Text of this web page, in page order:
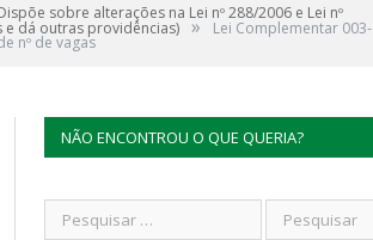
sobre alterações na Lei nº 288/2006 e Lei nº
dá outras providências) » Lei Complementar 003-
nº de vagas
NÃO ENCONTROU O QUE QUERIA?